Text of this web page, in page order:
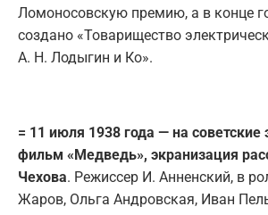
Ломоносовскую премию, а в конце
создано «Товарищество
А. Н. Лодыгин и Ко».
= 11 июля 1938 года — на
фильм «Медведь», экранизация
Чехова. Режиссер И. Анненский, в
Жаров, Ольга Андровская, Иван